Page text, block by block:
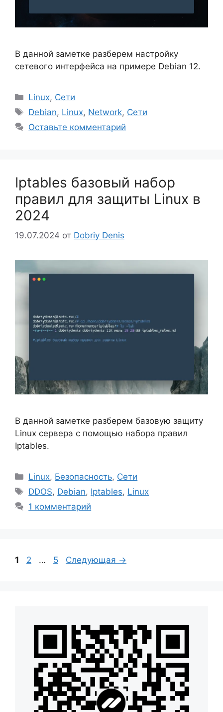
В данной заметке разберем настройку
сетевого интерфейса на примере Debian 12.
Рубрики
Linux, Сети
Метки
Debian, Linux, Network, Сети
Оставьте комментарий
Iptables базовый набор
правил для защиты Linux в
2024
19.07.2024 от Dobriy Denis
В данной заметке разберем базовую защиту
Linux сервера с помощью набора правил
Iptables.
Рубрики
Linux, Безопасность, Сети
Метки
DDOS, Debian, Iptables, Linux
1 комментарий
Страница
1 Страница
2 … Страница
5 Следующая →